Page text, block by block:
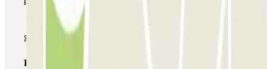
Pase ilimitado